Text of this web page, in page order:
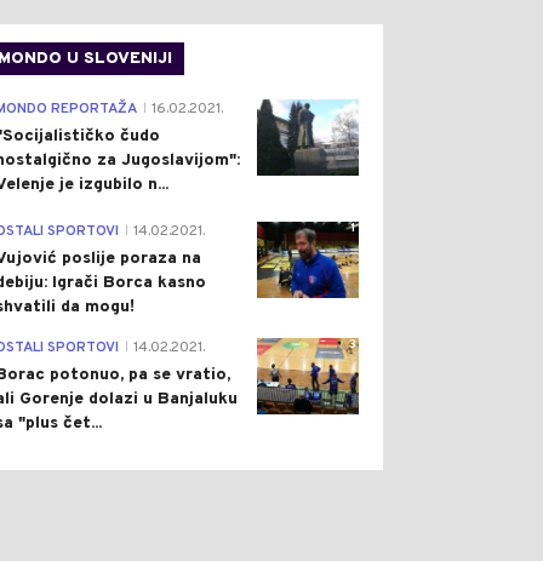
MONDO U SLOVENIJI
4
REPORTAŽA 16.02.2021.
čudo
za Jugoslavijom":
je izgubilo n...
1
SPORTOVI 14.02.2021.
poslije poraza na
Igrači Borca kasno
da mogu!
3
SPORTOVI 14.02.2021.
potonuo, pa se vratio,
Gorenje dolazi u Banjaluku
"plus čet...